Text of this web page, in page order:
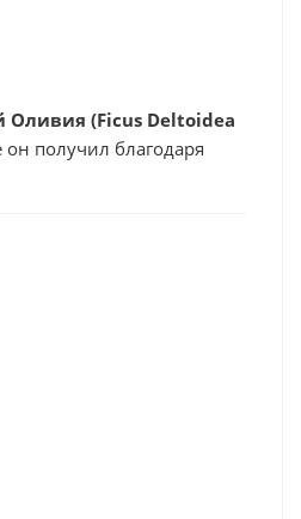
(Ficus Deltoidea
он получил благодаря
на греческую букву